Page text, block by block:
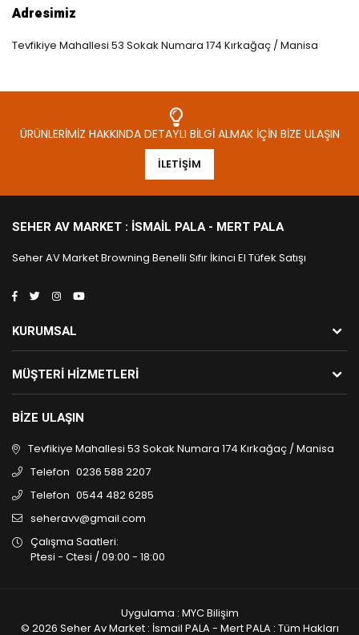
Adresimiz
Tevfikiye Mahallesi 53 Sokak Numara 174 Kırkağaç / Manisa
ÜRÜNLERIMIZ HAKKINDA DETAYLI BILGI ALMAK İÇIN BIZE ULAŞIN
İLETIŞIM
SEHER AV MARKET : İSMAIL PALA - MERT PALA
Seher AV Market Browning Benelli Sıfır İkinci El Tüfek Satışı
KURUMSAL
MÜŞTERI HIZMETLERI
BIZE ULAŞIN
Tevfikiye Mahallesi 53 Sokak Numara 174 Kırkağaç / Manisa
Telefon 0236 588 2207
Telefon 0544 482 6285
seheravv@gmail.com
Çalışma Saatleri:
Ptesi - Ctesi / 09:00 - 18:00
Uygulama : MYC Bilişim
© 2026 Seher Av Market : İsmail PALA - Mert PALA : Tüm Hakları